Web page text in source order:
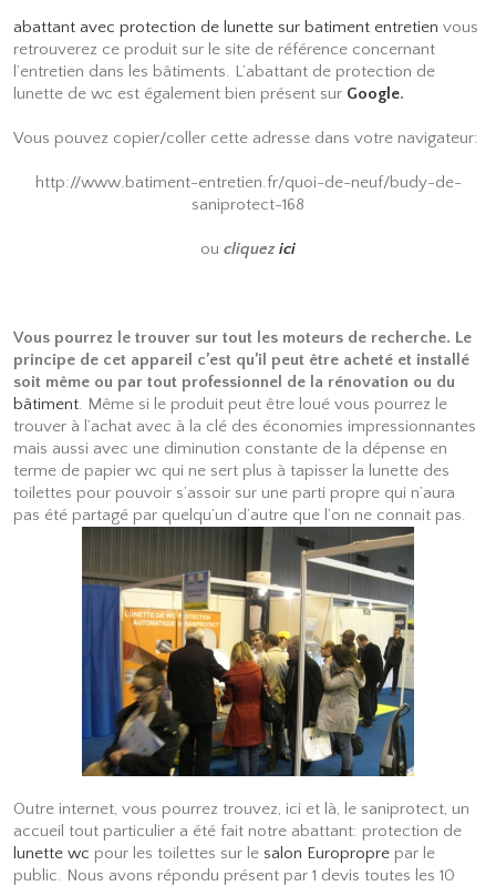
abattant avec protection de lunette sur batiment entretien vous
retrouverez ce produit sur le site de référence concernant
l’entretien dans les bâtiments. L’abattant de protection de
lunette de wc est également bien présent sur Google.
Vous pouvez copier/coller cette adresse dans votre navigateur:
http://www.batiment-entretien.fr/quoi-de-neuf/budy-de-
saniprotect-168
ou cliquez ici
Vous pourrez le trouver sur tout les moteurs de recherche. Le
principe de cet appareil c’est qu’il peut être acheté et installé
soit même ou par tout professionnel de la rénovation ou du
bâtiment. Même si le produit peut être loué vous pourrez le
trouver à l’achat avec à la clé des économies impressionnantes
mais aussi avec une diminution constante de la dépense en
terme de papier wc qui ne sert plus à tapisser la lunette des
toilettes pour pouvoir s’assoir sur une parti propre qui n’aura
pas été partagé par quelqu’un d’autre que l’on ne connait pas.
Outre internet, vous pourrez trouvez, ici et là, le saniprotect, un
accueil tout particulier a été fait notre abattant: protection de
lunette wc pour les toilettes sur le salon Europropre par le
public. Nous avons répondu présent par 1 devis toutes les 10